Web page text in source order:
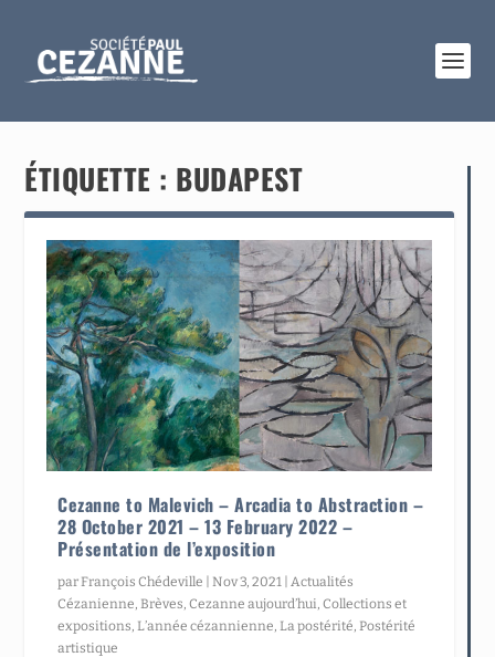
ÉTIQUETTE : BUDAPEST
Cezanne to Malevich – Arcadia to Abstraction –
28 October 2021 – 13 February 2022 –
Présentation de l’exposition
par François Chédeville Nov 3, 2021
Actualités
Cézanienne Brèves ,Cezanne aujourd’hui ,Collections et
expositions L’année cézannienne La postérité Postérité
artistique